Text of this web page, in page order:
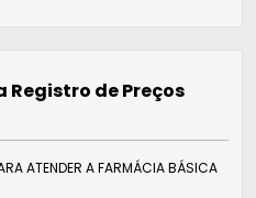
Registro de Preços
ATENDER A FARMÁCIA BÁSICA